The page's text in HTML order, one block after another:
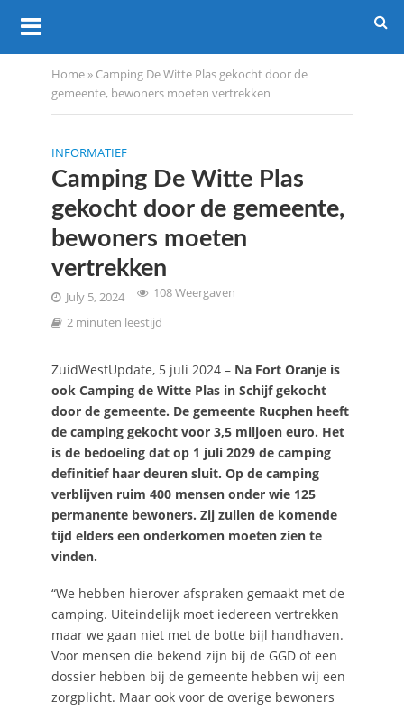
Home» Camping De Witte Plas gekocht door de
gemeente, bewoners moeten vertrekken
INFORMATIEF
Camping De Witte Plas
gekocht door de gemeente,
bewoners moeten
vertrekken
July 5, 2024
108 Weergaven
2 minuten leestijd
ZuidWestUpdate, 5 juli 2024 – Na Fort Oranje is
ook Camping de Witte Plas in Schijf gekocht
door de gemeente. De gemeente Rucphen heeft
de camping gekocht voor 3,5 miljoen euro. Het
is de bedoeling dat op 1 juli 2029 de camping
definitief haar deuren sluit. Op de camping
verblijven ruim 400 mensen onder wie 125
permanente bewoners. Zij zullen de komende
tijd elders een onderkomen moeten zien te
vinden.
“We hebben hierover afspraken gemaakt met de
camping. Uiteindelijk moet iedereen vertrekken
maar we gaan niet met de botte bijl handhaven.
Voor mensen die bekend zijn bij de GGD of een
dossier hebben bij de gemeente hebben wij een
zorgplicht. Maar ook voor de overige bewoners